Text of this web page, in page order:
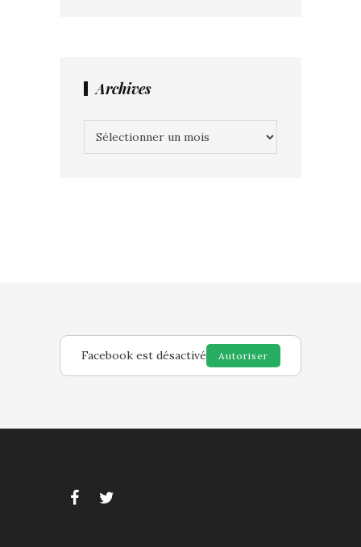
Archives
Facebook est désactivé Autoriser